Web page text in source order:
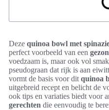
Deze quinoa bowl met
perfect voorbeeld van een
voedzaam is, maar ook vol
pseudograan dat rijk is aan
vormt de basis voor dit quinoa
uitgebreid recept en belicht de
ook tips en variaties biedt voor
gerechten die eenvoudig te